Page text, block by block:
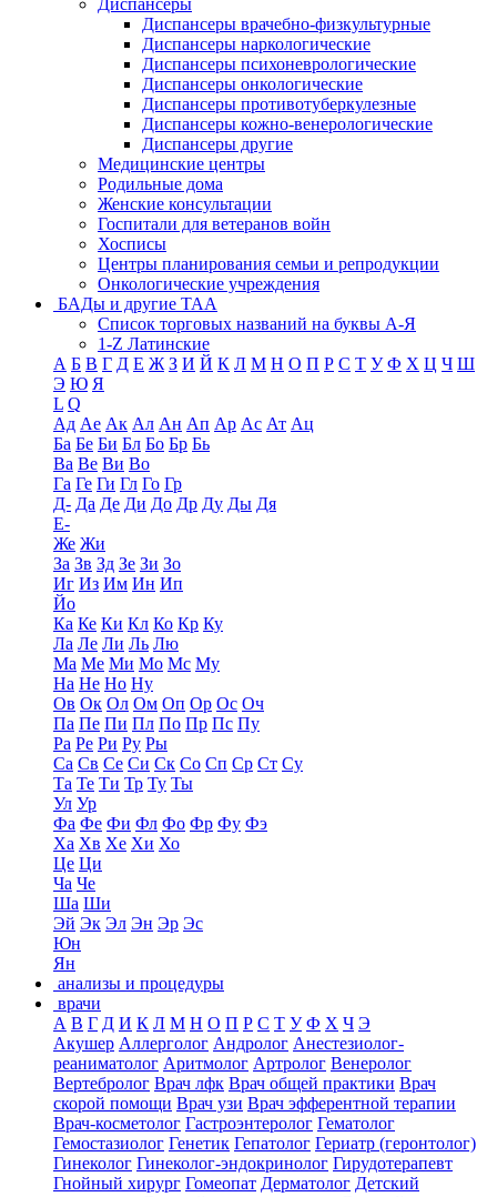
Диспансеры
Диспансеры врачебно-физкультурные
Диспансеры наркологические
Диспансеры психоневрологические
Диспансеры онкологические
Диспансеры противотуберкулезные
Диспансеры кожно-венерологические
Диспансеры другие
Медицинские центры
Родильные дома
Женские консультации
Госпитали для ветеранов войн
Хосписы
Центры планирования семьи и репродукции
Онкологические учреждения
БАДы и другие ТАА
Список торговых названий на буквы А-Я
1-Z Латинские
А Б В Г Д Е Ж З И Й К Л М Н О П Р С Т У Ф Х Ц Ч Ш
Э Ю Я
L Q
Ад Ае Ак Ал Ан Ап Ар Ас Ат Ац
Ба Бе Би Бл Бо Бр Бь
Ва Ве Ви Во
Га Ге Ги Гл Го Гр
Д- Да Де Ди До Др Ду Ды Дя
Е-
Же Жи
За Зв Зд Зе Зи Зо
Иг Из Им Ин Ип
Йо
Ка Ке Ки Кл Ко Кр Ку
Ла Ле Ли Ль Лю
Ма Ме Ми Мо Мс Му
На Не Но Ну
Ов Ок Ол Ом Оп Ор Ос Оч
Па Пе Пи Пл По Пр Пс Пу
Ра Ре Ри Ру Ры
Са Св Се Си Ск Со Сп Ср Ст Су
Та Те Ти Тр Ту Ты
Ул Ур
Фа Фе Фи Фл Фо Фр Фу Фэ
Ха Хв Хе Хи Хо
Це Ци
Ча Че
Ша Ши
Эй Эк Эл Эн Эр Эс
Юн
Ян
анализы и процедуры
врачи
А В Г Д И К Л М Н О П Р С Т У Ф Х Ч Э
Акушер Аллерголог Андролог Анестезиолог-
реаниматолог Аритмолог Артролог Венеролог
Вертебролог Врач лфк Врач общей практики Врач
скорой помощи Врач узи Врач эфферентной терапии
Врач-косметолог Гастроэнтеролог Гематолог
Гемостазиолог Генетик Гепатолог Гериатр (геронтолог)
Гинеколог Гинеколог-эндокринолог Гирудотерапевт
Гнойный хирург Гомеопат Дерматолог Детский